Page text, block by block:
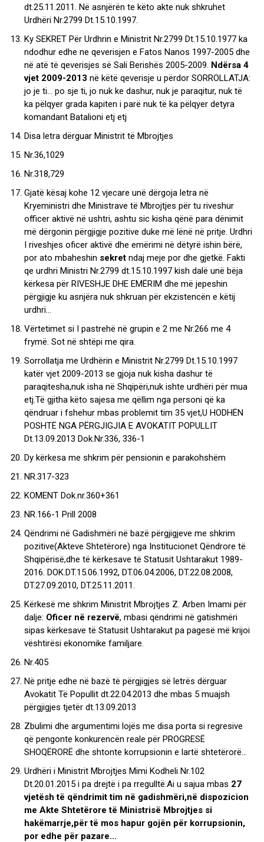
dt.25.11.2011. Në asnjërën te këto akte nuk shkruhet
Urdhëri Nr.2799 Dt.15.10.1997.
Ky SEKRET Për Urdhrin e Ministrit Nr.2799 Dt.15.10.1977 ka
ndodhur edhe ne qeverisjen e Fatos Nanos 1997-2005 dhe
në atë të qeverisjes së Sali Berishës 2005-2009. Ndërsa 4
vjet 2009-2013 në këtë qeverisje u përdor SORROLLATJA:
jo je ti… po sje ti, jo nuk ke dashur, nuk je paraqitur, nuk të
ka pëlqyer grada kapiten i parë nuk të ka pëlqyer detyra
komandant Batalioni etj etj
Disa letra dërguar Ministrit të Mbrojtjes
Nr.36,1029
Nr.318,729
Gjatë kësaj kohe 12 vjecare unë dërgoja letra në
Kryeministri dhe Ministrave të Mbrojtjes për tu riveshur
officer aktivë në ushtri, ashtu sic kisha qënë para dënimit
më dërgonin përgjigje pozitive duke më lënë në pritje. Urdhri
I riveshjes oficer aktivë dhe emërimi në dëtyrë ishin bërë,
por ato mbaheshin sekret ndaj meje por dhe gjetkë. Fakti
qe urdhri Ministri Nr.2799 dt.15.10.1997 kish dalë unë bëja
kërkesa për RIVESHJE DHE EMËRIM dhe më jepeshin
përgjigje ku asnjëra nuk shkruan për ekzistencën e këtij
urdhri…
Vërtetimet si I pastrehë në grupin e 2 me Nr.266 me 4
frymë. Sot në shtëpi me qira.
Sorrollatja me Urdhërin e Ministrit Nr.2799 Dt.15.10.1997
katër vjet 2009-2013 se gjoja nuk kisha dashur të
paraqitesha,nuk isha në Shqipëri,nuk ishte urdhëri për mua
etj.Të gjitha këto sajesa me qëllim nga personi që ka
qëndruar i fshehur mbas problemit tim 35 vjet,U HODHËN
POSHTË NGA PËRGJIGJIA E AVOKATIT POPULLIT
Dt.13.09.2013 Dok.Nr.336, 336-1
Dy kërkesa me shkrim për pensionin e parakohshëm
NR.317-323
KOMENT Dok.nr.360+361
NR.166-1 Prill 2008
Qëndrimi në Gadishmëri në bazë përgjigjeve me shkrim
pozitive(Akteve Shtetërore) nga Institucionet Qëndrore të
Shqipërisë,dhe të kërkesave të Statusit Ushtarakut 1989-
2016. DOK.DT.15.06.1992, DT.06.04.2006, DT.22.08.2008,
DT.27.09.2010, DT.25.11.2011.
Kërkesë me shkrim Ministrit Mbrojtjes Z. Arben Imami për
dalje: Oficer në rezervë, mbasi qëndrimi në gatishmëri
sipas kërkesave të Statusit Ushtarakut pa pagesë më krijoi
vështirësi ekonomike familjare.
Nr.405
Në pritje edhe në bazë të përgjigjes së letrës dërguar
Avokatit Të Popullit dt.22.04.2013 dhe mbas 5 muajsh
përgjigjes tjetër dt.13.09.2013
Zbulimi dhe argumentimi lojës me disa porta si regresive
që pengonte konkurencën reale për PROGRESË
SHOQËRORË dhe shtonte korrupsionin e lartë shtetërorë…
Urdhëri i Ministrit Mbrojtjes Mimi Kodheli Nr.102
Dt.20.01.2015 i pa drejtë i pa rregulltë.Ai u sajua mbas 27
vjetësh të qëndrimit tim në gadishmëri,në dispozicion
me Akte Shtetërore të Ministrisë Mbrojtjes si
hakëmarrje,për të mos hapur gojën për korrupsionin,
por edhe për pazare…